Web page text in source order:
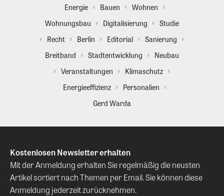
Energie Bauen
Wohnen
Wohnungsbau
Digitalisierung
Studie
Recht
Berlin Editorial
Sanierung
Breitband
Stadtentwicklung
Neubau
Veranstaltungen
Klimaschutz
Energieeffizienz
Personalien
Gerd Warda
Kostenlosen Newsletter erhalten
Mit der Anmeldung erhalten Sie regelmäßig die neusten
Artikel sortiert nach Themen per Email. Sie können diese
Anmeldung jederzeit zurücknehmen.